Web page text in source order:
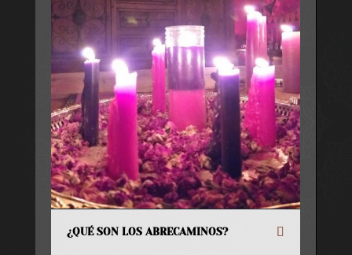
¿QUÉ SON LOS ABRECAMINOS?